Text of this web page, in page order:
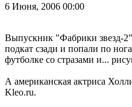
6 Июня, 2006 00:00
Выпускник "Фабрики звезд-2"
подкат сзади и попали по
футболке со стразами и...
А американская актриса
Kleo.ru.